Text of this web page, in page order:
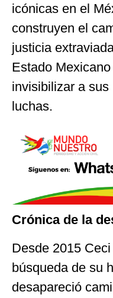
icónicas en el
construyen el
justicia
Estado
invisibilizar a
luchas.
Crónica de la
Desde 2015
búsqueda de su
desapareció